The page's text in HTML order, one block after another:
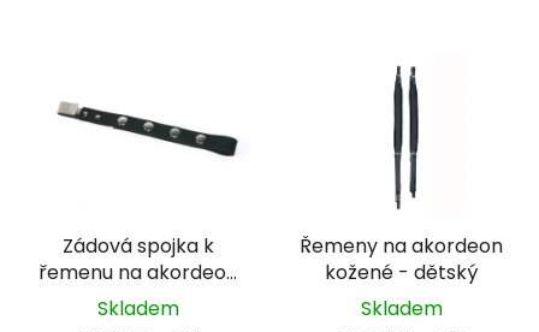
Zádová spojka k
řemenu na akordeon
8703
Skladem
Řemeny na akordeon
kožené - dětský
Skladem